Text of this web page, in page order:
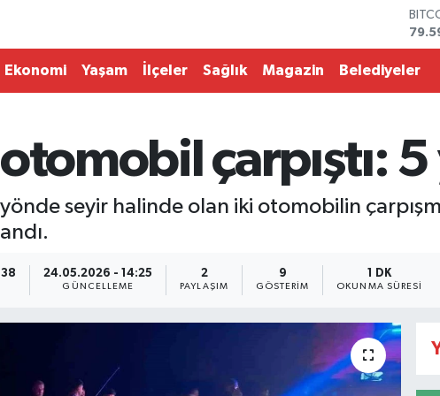
Ekonomi Yaşam İlçeler Sağlık Magazin Belediyeler
çarpıştı: 5
seyir halinde olan iki otomobilin
24.05.2026 - 14:25
GÜNCELLEME
2
PAYLAŞIM
9
GÖSTERIM
1 DK
OKUNMA SÜRESI